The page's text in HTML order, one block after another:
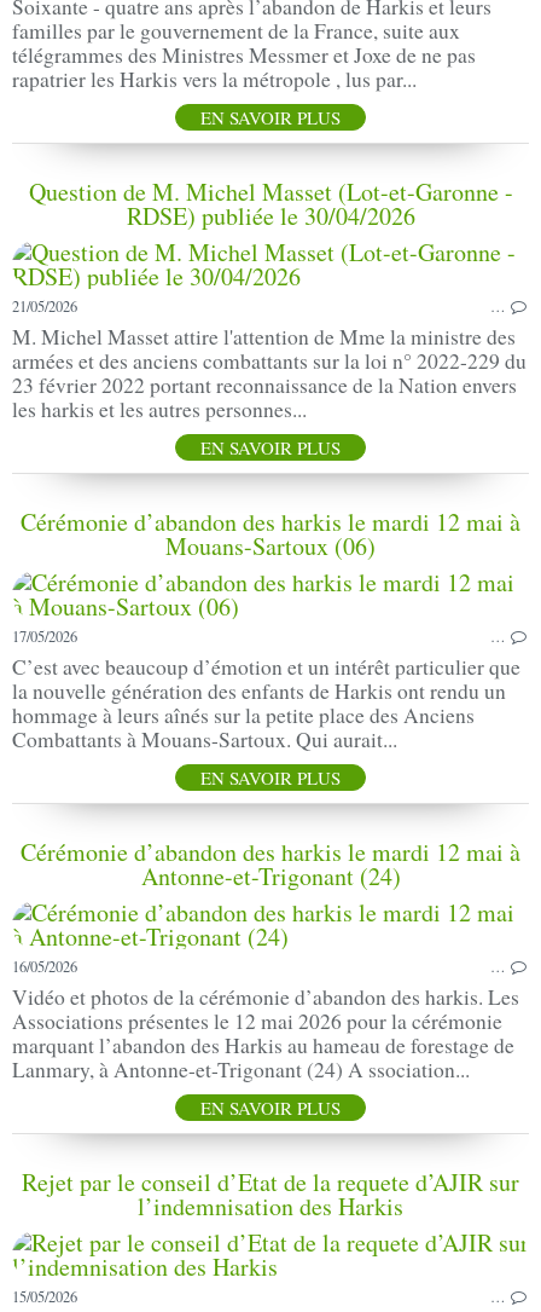
Soixante - quatre ans après l’abandon de Harkis et leurs
familles par le gouvernement de la France, suite aux
télégrammes des Ministres Messmer et Joxe de ne pas
rapatrier les Harkis vers la métropole , lus par...
EN SAVOIR PLUS
Question de M. Michel Masset (Lot-et-Garonne -
RDSE) publiée le 30/04/2026
21/05/2026 …
M. Michel Masset attire l'attention de Mme la ministre des
armées et des anciens combattants sur la loi n° 2022-229 du
23 février 2022 portant reconnaissance de la Nation envers
les harkis et les autres personnes...
EN SAVOIR PLUS
Cérémonie d’abandon des harkis le mardi 12 mai à
Mouans-Sartoux (06)
17/05/2026 …
C’est avec beaucoup d’émotion et un intérêt particulier que
la nouvelle génération des enfants de Harkis ont rendu un
hommage à leurs aînés sur la petite place des Anciens
Combattants à Mouans-Sartoux. Qui aurait...
EN SAVOIR PLUS
Cérémonie d’abandon des harkis le mardi 12 mai à
Antonne-et-Trigonant (24)
16/05/2026 …
Vidéo et photos de la cérémonie d’abandon des harkis. Les
Associations présentes le 12 mai 2026 pour la cérémonie
marquant l’abandon des Harkis au hameau de forestage de
Lanmary, à Antonne-et-Trigonant (24) A ssociation...
EN SAVOIR PLUS
Rejet par le conseil d’Etat de la requete d’AJIR sur
l’indemnisation des Harkis
15/05/2026 …